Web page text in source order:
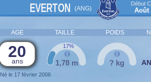
EVERTON (ANG)
Début
Août
AGE TAILLE POIDS
20
ans
Né le 17 février 2006
1,78 m
17%
? kg